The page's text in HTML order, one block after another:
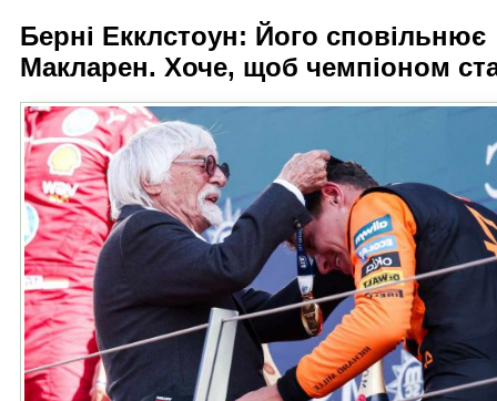
Берні Екклстоун: Його сповільнює
Макларен. Хоче, щоб чемпіоном